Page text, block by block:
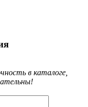
в каталоге,